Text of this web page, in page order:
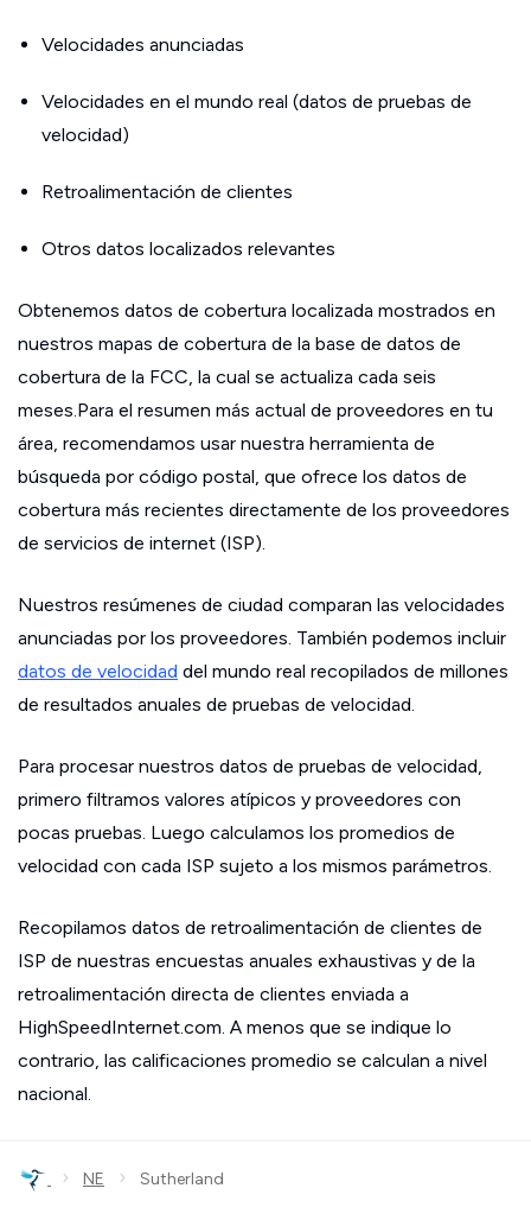
Velocidades anunciadas
Velocidades en el mundo real (datos de pruebas de
velocidad)
Retroalimentación de clientes
Otros datos localizados relevantes
Obtenemos datos de cobertura localizada mostrados en
nuestros mapas de cobertura de la base de datos de
cobertura de la FCC, la cual se actualiza cada seis
meses.Para el resumen más actual de proveedores en tu
área, recomendamos usar nuestra herramienta de
búsqueda por código postal, que ofrece los datos de
cobertura más recientes directamente de los proveedores
de servicios de internet (ISP).
Nuestros resúmenes de ciudad comparan las velocidades
anunciadas por los proveedores. También podemos incluir
datos de velocidad del mundo real recopilados de millones
de resultados anuales de pruebas de velocidad.
Para procesar nuestros datos de pruebas de velocidad,
primero filtramos valores atípicos y proveedores con
pocas pruebas. Luego calculamos los promedios de
velocidad con cada ISP sujeto a los mismos parámetros.
Recopilamos datos de retroalimentación de clientes de
ISP de nuestras encuestas anuales exhaustivas y de la
retroalimentación directa de clientes enviada a
HighSpeedInternet.com. A menos que se indique lo
contrario, las calificaciones promedio se calculan a nivel
nacional.
› NE › Sutherland